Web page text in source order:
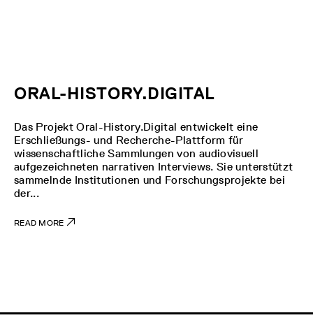
ORAL-HISTORY.DIGITAL
Das Projekt Oral-History.Digital entwickelt eine
Erschließungs- und Recherche-Plattform für
wissenschaftliche Sammlungen von audiovisuell
aufgezeichneten narrativen Interviews. Sie unterstützt
sammelnde Institutionen und Forschungsprojekte bei
der...
READ MORE